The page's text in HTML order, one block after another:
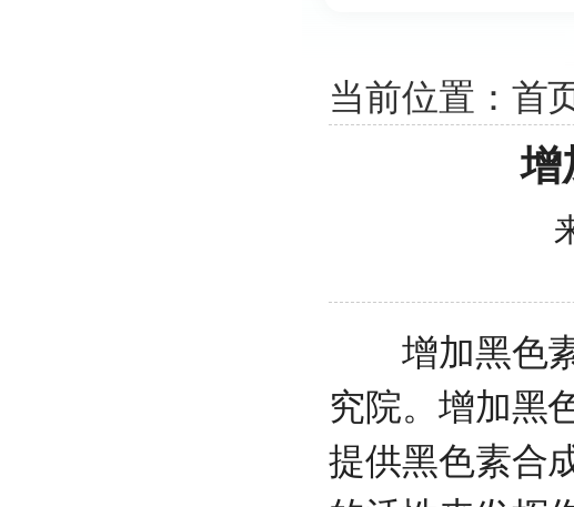
当前位置： 首
增
增加黑色素
究院。增加黑
提供黑色素合